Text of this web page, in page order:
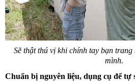
Sẽ thật thú vị khi chính tay bạn
mình.
Chuẩn bị nguyên liệu, dụng cụ để tự